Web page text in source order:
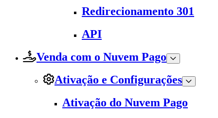
Redirecionamento 301
API
Venda com o Nuvem Pago
Ativação e Configurações
Ativação do Nuvem Pago